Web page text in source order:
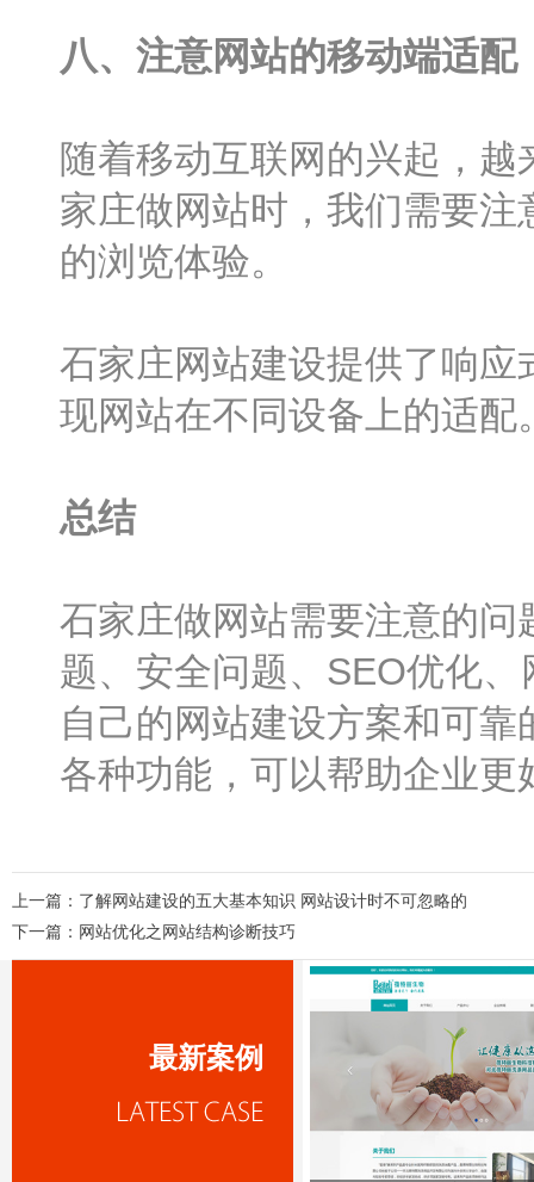
八、注意网站的移动端适配
随着移动互联网的兴起，
家庄做网站时，我们需要
的浏览体验。
石家庄网站建设提供了响
现网站在不同设备上的适配
总结
石家庄做网站需要注意的
题、安全问题、SEO优化
自己的网站建设方案和可
各种功能，可以帮助企业
上一篇： 了解网站建设的五大基本知识 网站设计时不可忽略的
下一篇： 网站优化之网站结构诊断技巧
最新案例